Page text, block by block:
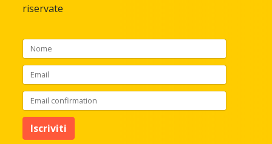
riservate